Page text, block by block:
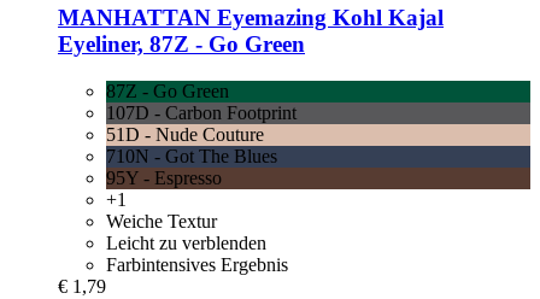
MANHATTAN Eyemazing Kohl Kajal
Eyeliner, 87Z -​ Go Green
87Z - Go Green
107D - Carbon Footprint
51D - Nude Couture
710N - Got The Blues
95Y - Espresso
+1
Weiche Textur
Leicht zu verblenden
Farbintensives Ergebnis
€ 1,79